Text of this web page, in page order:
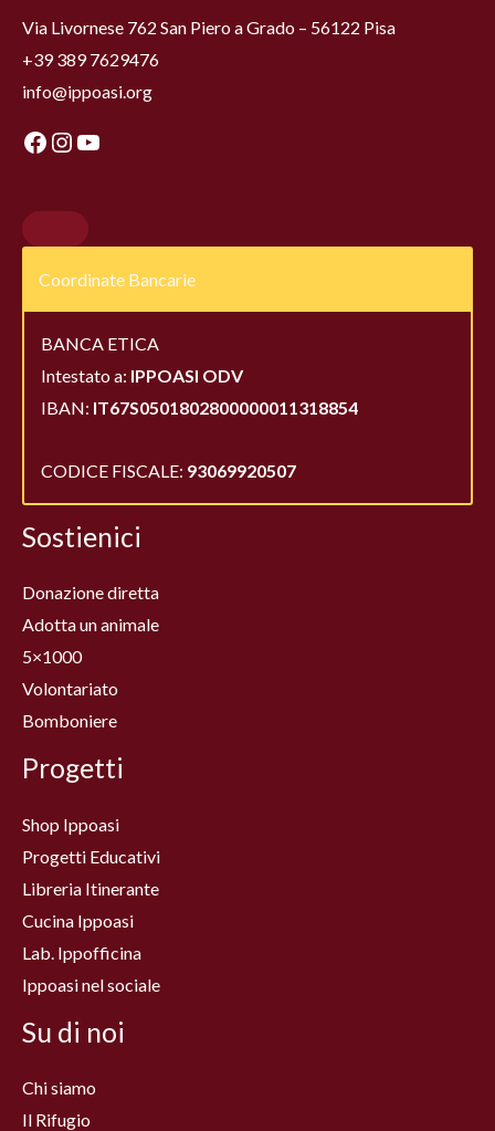
Via Livornese 762 San Piero a Grado – 56122 Pisa
+39 389 7629476
info@ippoasi.org
Coordinate Bancarie
BANCA ETICA
Intestato a: IPPOASI ODV
IBAN: IT67S0501802800000011318854
CODICE FISCALE: 93069920507
Sostienici
Donazione diretta
Adotta un animale
5×1000
Volontariato
Bomboniere
Progetti
Shop Ippoasi
Progetti Educativi
Libreria Itinerante
Cucina Ippoasi
Lab. Ippofficina
Ippoasi nel sociale
Su di noi
Chi siamo
Il Rifugio